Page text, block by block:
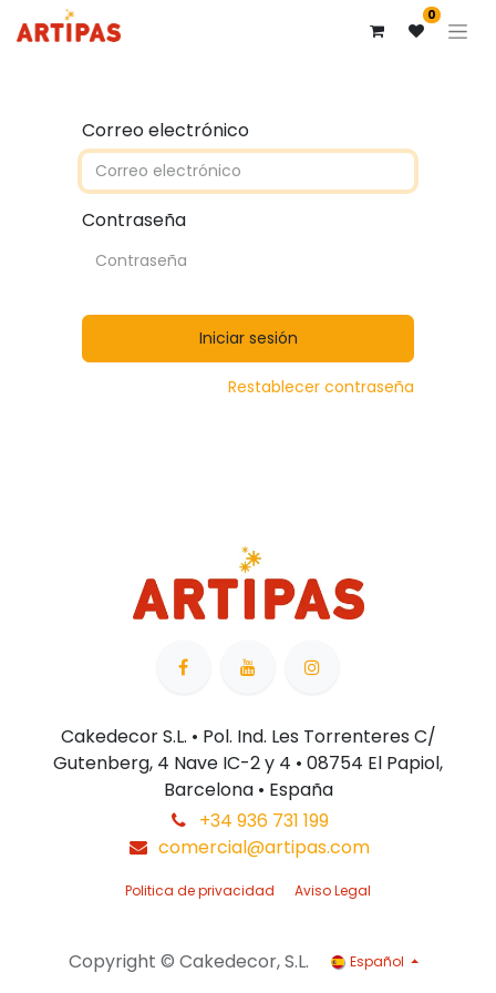
0
Correo electrónico
Contraseña
Iniciar sesión
Restablecer contraseña
Cakedecor S.L. • Pol. Ind. Les Torrenteres C/
Gutenberg, 4 Nave IC-2 y 4 • 08754 El Papiol,
Barcelona • España
+34 936 731 199
comercial@artipas.com
Politica de privacidad Aviso Legal
Copyright © Cakedecor, S.L. Español